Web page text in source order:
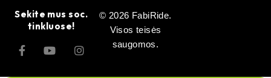
Sekite mus soc.
tinkluose!
© 2026 FabiRide.
Visos teisės
saugomos.